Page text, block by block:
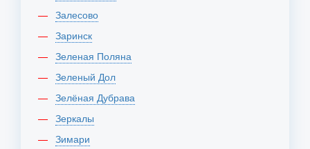
Залесово
Заринск
Зеленая Поляна
Зеленый Дол
Зелёная Дубрава
Зеркалы
Зимари